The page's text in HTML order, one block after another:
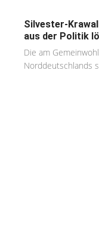
Silvester-
aus der Politik
Die am
Norddeutschlands